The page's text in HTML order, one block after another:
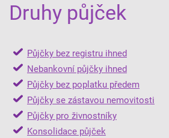
Druhy půjček
Půjčky bez registru ihned
Nebankovní půjčky ihned
Půjčky bez poplatku předem
Půjčky se zástavou nemovitosti
Půjčky pro živnostníky
Konsolidace půjček